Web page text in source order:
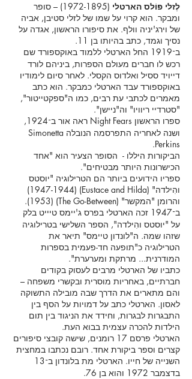
לֶזלי פּוֹלס הארטלי (1972-1895)
– סופר
ומבקר. הוא קרוי על שמו של לזלי סטיבן, אביה
של וירג'יניה וולף. את סיפורו הראשון, אגדה על
נסיך וגמד, כתב בהיותו בן 11.
ב־
1919 החל הארטלי ללמוד באוקספורד שם
רכש לו חברים מעולם הספרות, ביניהם לורד
דייויד ססיל ואלדוס הקסלי. לאחר סיום לימודיו
באוקספורד עבד הארטלי כמבקר. הוא כתב
מאמרים לכתבי עת רבים, כמו ה"ספקטייטור",
"סטרדיי ריוויו" וה"ניישן".
ספרו הראשון Night Fears ראה אור ב
־
1924,
ושנה לאחריה התפרסמה הנובלה Simonetta
Perkins.
הביקורות היללו - הסופר הצעיר הוא "אחד
הכישרונות היותר מבטיחים".
ספריו הידועים ביותר הם הטרילוגיה "יוסטס
והִילדה" (Eustace and Hilda)
(1947-1944)
והרומן "המקשר" (The Go-Between) (1953).
ב־
1947 זכה הארטלי בפרס ג'יימס טיייט בלק
על "יוסטס והִילדה", הספר השלישי בטרילוגיה
שזהו שמה. ה"לונדון טיימס" תיאר את
הטרילוגיה כ"תופעה חד-פעמית בספרות
המודרנית... מרתקת ומערערת".
כתביו של הארטלי מרבים לעסוק בקודים
חברתיים, באחריות מוסרית ובקשרי משפחה –
והם מתארים את הדרך שבה מובילה התשוקה
לאסון. הארטלי כתב על דמויות על הסף בין
התבגרות לבגרות, וחידד את הניגוד בין תום
הילדות להכרה עצמית בבוא העת.
הארטלי פרסם 17 רומנים, שישה קובצי סיפורים
קצרים וספר ביקורת אחד. רובם נכתבו במחצית
השנייה של חייו. הארטלי מת בלונדון ב־13
בדצמבר 1972 והוא בן 76.